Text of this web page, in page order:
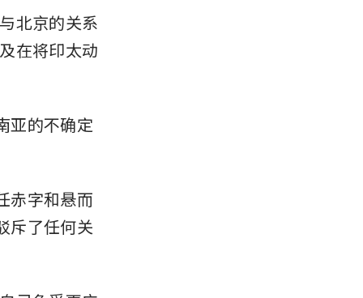
北京的关系
在将印太动
亚的不确定
赤字和悬而
斥了任何关